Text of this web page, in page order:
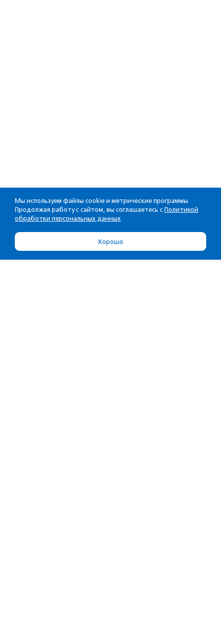
Мы используем файлы cookie и метрические программы.
Продолжая работу с сайтом, вы соглашаетесь с Политикой
обработки персональных данных
Хорошо